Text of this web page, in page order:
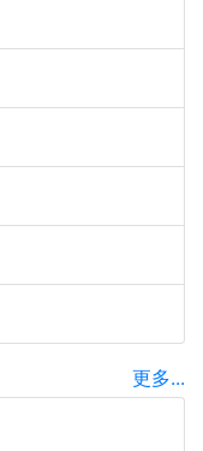
更多...